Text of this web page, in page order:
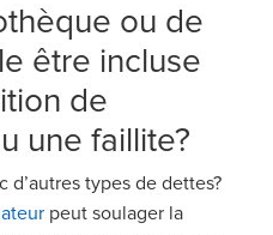
ou de
être incluse
de
une faillite?
types de dettes?
peut soulager la